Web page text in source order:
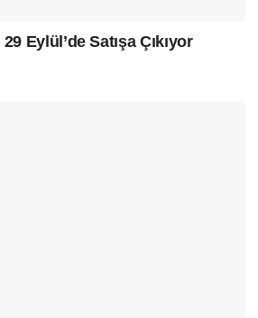
Eylül’de Satışa Çıkıyor